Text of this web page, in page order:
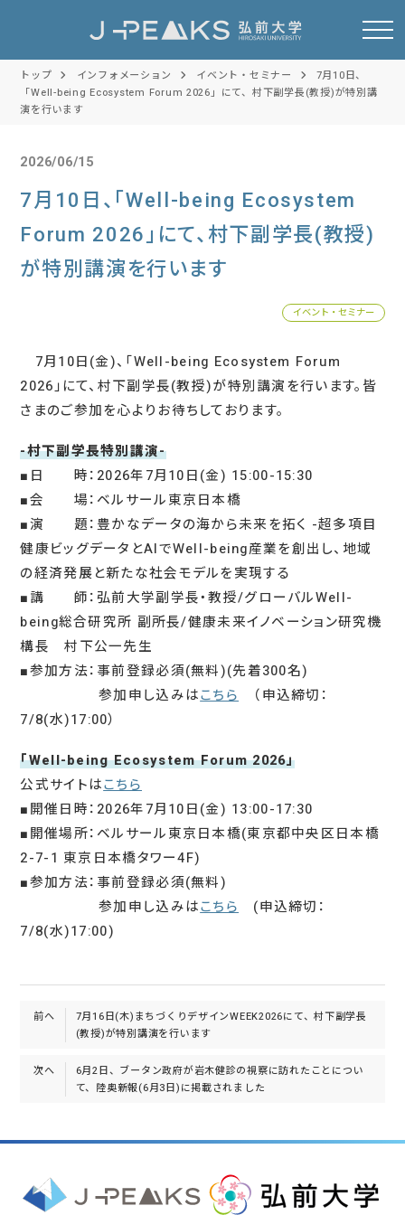
トップ インフォメーション イベント・セミナー
7月10日、
「Well-being Ecosystem Forum 2026」にて、村下副学長(教授)が特別講
演を行います
2026/06/15
7月10日、「Well-being Ecosystem
Forum 2026」にて、村下副学長(教授)
が特別講演を行います
イベント・セミナー
7月10日(金)、「Well-being Ecosystem Forum
2026」にて、村下副学長(教授)が特別講演を行います。皆
さまのご参加を心よりお待ちしております。
-村下副学長特別講演-
■日 時：2026年7月10日(金) 15:00-15:30
■会 場：ベルサール東京日本橋
■演 題：豊かなデータの海から未来を拓く -超多項目
健康ビッグデータとAIでWell-being産業を創出し、地域
の経済発展と新たな社会モデルを実現する
■講 師：弘前大学副学長・教授/グローバルWell-
being総合研究所 副所長/健康未来イノベーション研究機
構長 村下公一先生
■参加方法：事前登録必須(無料)(先着300名)
参加申し込みはこちら
（申込締切：
7/8(水)17:00）
「Well-being Ecosystem Forum 2026」
公式サイトはこちら
■開催日時：2026年7月10日(金) 13:00-17:30
■開催場所：ベルサール東京日本橋(東京都中央区日本橋
2-7-1 東京日本橋タワー4F)
■参加方法：事前登録必須(無料)
参加申し込みはこちら
(申込締切：
7/8(水)17:00)
前へ
7月16日(木)まちづくりデザインWEEK2026にて、村下副学長
(教授)が特別講演を行います
次へ
6月2日、ブータン政府が岩木健診の視察に訪れたことについ
て、陸奥新報(6月3日)に掲載されました